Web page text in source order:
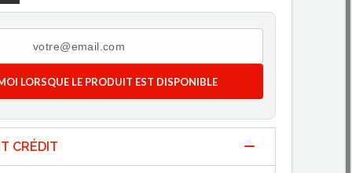
LORSQUE LE PRODUIT EST DISPONIBLE
CRÉDIT